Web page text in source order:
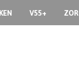
V55+